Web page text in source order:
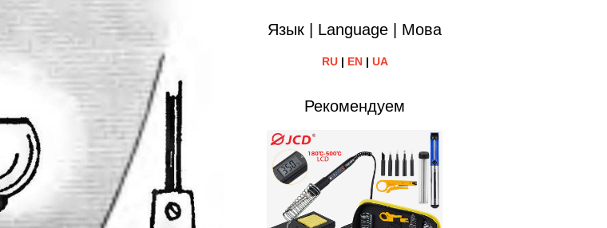
Язык | Language | Мова
RU| EN| UA
Рекомендуем